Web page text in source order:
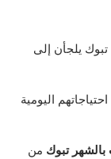
يلجأن إلى
اليومية
تبوك من